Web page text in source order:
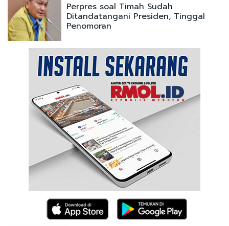
Perpres soal Timah Sudah
Ditandatangani Presiden, Tinggal
Penomoran